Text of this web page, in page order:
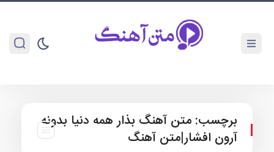
برچسب: متن آهنگ بذار همه دنیا بدونه
آرون افشار|متن آهنگ